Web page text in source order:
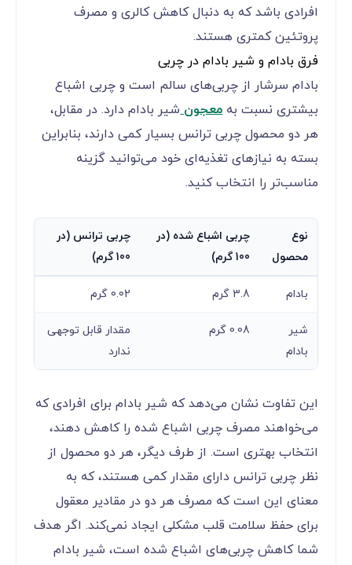
افرادی باشد که به دنبال کاهش کالری و مصرف
پروتئین کمتری هستند.
فرق بادام و شیر بادام در چربی
بادام سرشار از چربی‌های سالم است و چربی اشباع
بیشتری نسبت بهمعجونشیر بادام دارد. در مقابل،
هر دو محصول چربی ترانس بسیار کمی دارند، بنابراین
بسته به نیازهای تغذیه‌ای خود می‌توانید گزینه
مناسب‌تر را انتخاب کنید.
نوع
محصول
چربی اشباع شده (در
100 گرم)
چربی ترانس (در
100 گرم)
بادام 3.8 گرم 0.02 گرم
شیر
بادام
0.08 گرم
مقدار قابل توجهی
ندارد
این تفاوت نشان می‌دهد که شیر بادام برای افرادی که
می‌خواهند مصرف چربی اشباع شده را کاهش دهند،
انتخاب بهتری است. از طرف دیگر، هر دو محصول از
نظر چربی ترانس دارای مقدار کمی هستند، که به
معنای این است که مصرف هر دو در مقادیر معقول
برای حفظ سلامت قلب مشکلی ایجاد نمی‌کند. اگر هدف
شما کاهش چربی‌های اشباع شده است، شیر بادام